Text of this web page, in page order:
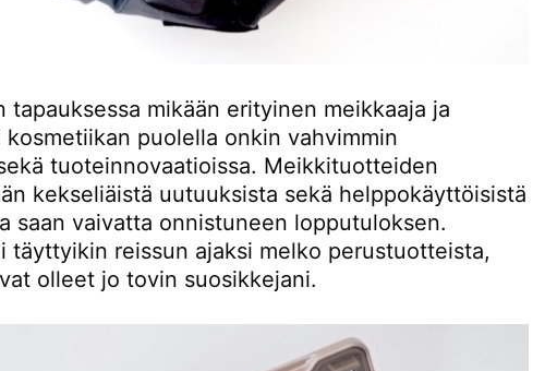
tapauksessa mikään erityinen meikkaaja ja
puolella onkin vahvimmin
tuoteinnovaatioissa. Meikkituotteiden
kekseliäistä uutuuksista sekä helppokäyttöisistä
saan vaivatta onnistuneen lopputuloksen.
täyttyikin reissun ajaksi melko perustuotteista,
olleet jo tovin suosikkejani.